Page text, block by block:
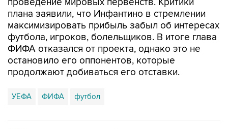
проведение мировых первенств. Критики
плана заявили, что Инфантино в стремлении
максимизировать прибыль забыл об интересах
футбола, игроков, болельщиков. В итоге глава
ФИФА отказался от проекта, однако это не
остановило его оппонентов, которые
продолжают добиваться его отставки.
УЕФА ФИФА футбол